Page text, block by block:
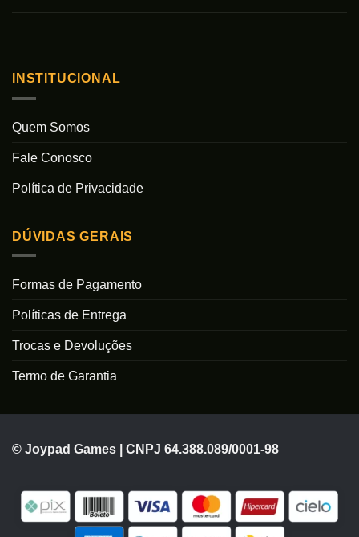
INSTITUCIONAL
Quem Somos
Fale Conosco
Política de Privacidade
DÚVIDAS GERAIS
Formas de Pagamento
Políticas de Entrega
Trocas e Devoluções
Termo de Garantia
© Joypad Games | CNPJ 64.388.089/0001-98